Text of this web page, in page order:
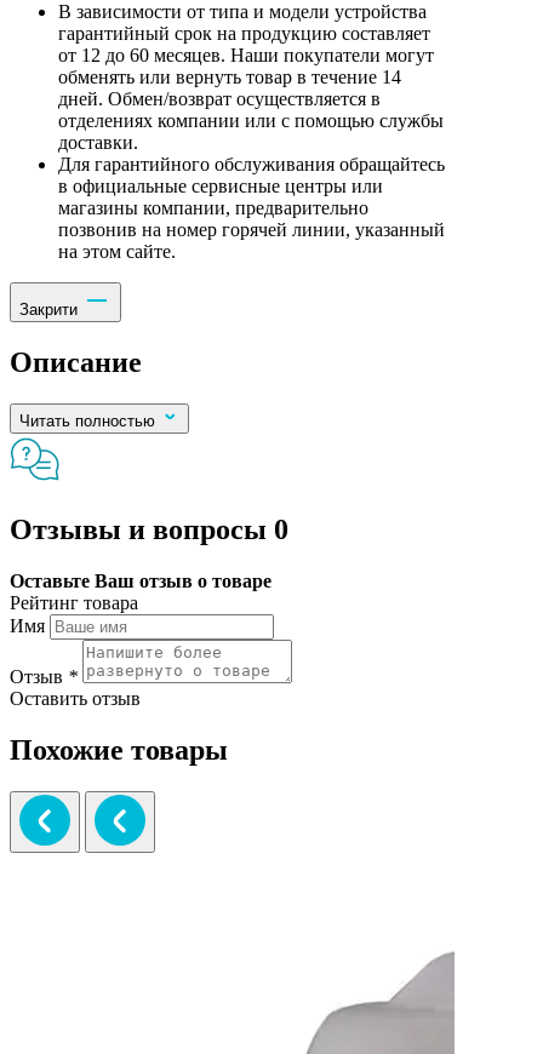
В зависимости от типа и модели устройства
гарантийный срок на продукцию составляет
от 12 до 60 месяцев. Наши покупатели могут
обменять или вернуть товар в течение 14
дней. Обмен/возврат осуществляется в
отделениях компании или с помощью службы
доставки.
Для гарантийного обслуживания обращайтесь
в официальные сервисные центры или
магазины компании, предварительно
позвонив на номер горячей линии, указанный
на этом сайте.
Закрити
Описание
Читать полностью
Отзывы и вопросы 0
Оставьте Ваш отзыв о товаре
Рейтинг товара
Имя
Отзыв *
Оставить отзыв
Похожие товары